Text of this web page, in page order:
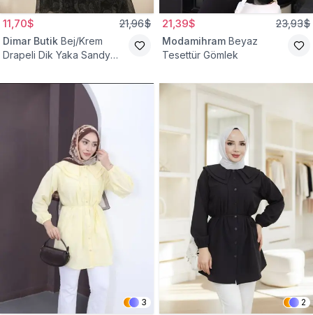
11,70$ 21,96$
Dimar Butik Bej/Krem
Drapeli Dik Yaka Sandy
21,39$ 23,93$
Modamihram Beyaz
Tesettür Gömlek
3 2